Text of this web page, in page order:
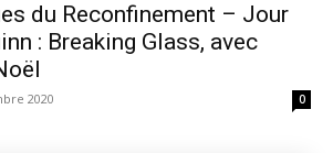
du Reconfinement – Jour
: Breaking Glass, avec
2020 0